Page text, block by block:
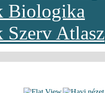
Biologika
Szerv Atlasz